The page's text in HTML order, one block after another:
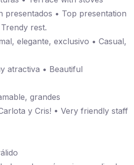
presentados • Top presentation
rest.
elegante, exclusivo • Casual,
atractiva • Beautiful
grandes
y Cris! • Very friendly staff